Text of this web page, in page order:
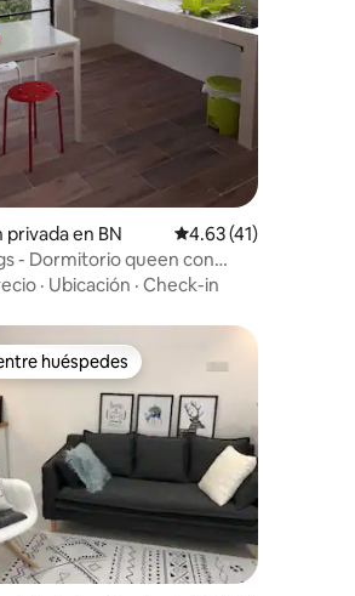
privada en BN Calificación
4.63 (41)
- Dormitorio queen con
· Ubicación · Check-in
huéspedes
huéspedes